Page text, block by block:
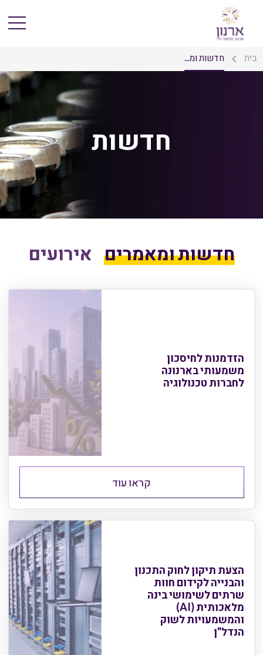
בית חדשות ומ...
חדשות
חדשות ומאמרים אירועים
הזדמנות לחיסכון
משמעותי בארנונה
לחברות טכנולוגיה
קראו עוד
הצעת תיקון לחוק התכנון
והבנייה לקידום חוות
שרתים לשימושי בינה
מלאכותית (AI)
והמשמעויות לשוק
הנדל"ן